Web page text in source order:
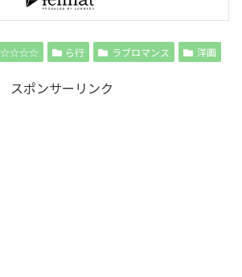
☆☆☆☆ ら行 ラブロマンス 洋画
スポンサーリンク